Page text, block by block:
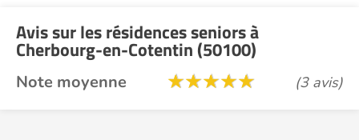
Avis sur les résidences seniors à
Cherbourg-en-Cotentin (50100)
Note moyenne (3 avis)